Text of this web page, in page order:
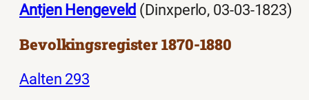
Antjen Hengeveld (Dinxperlo, 03-03-1823)
Bevolkingsregister 1870-1880
Aalten 293